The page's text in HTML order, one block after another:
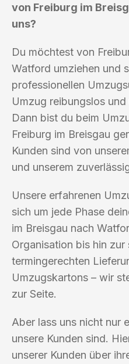
von Freiburg im
uns?
Du möchtest von
Watford umziehen und
professionellen
Umzug reibungslos
Dann bist du beim
Freiburg im Breisgau
Kunden sind von
und unserem
Unsere erfahrenen
sich um jede Phase
im Breisgau nach
Organisation bis hin zur
termingerechten
Umzugskartons – wir
zur Seite.
Aber lass uns nicht nur
unsere Kunden sind.
unserer Kunden über